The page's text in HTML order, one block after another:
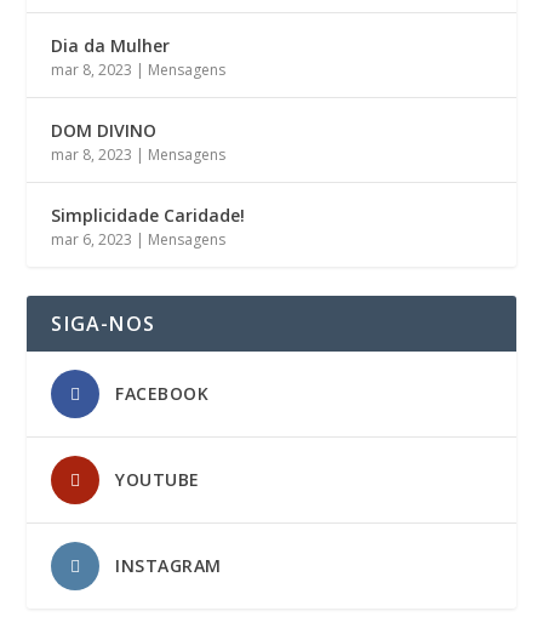
Dia da Mulher
mar 8, 2023 | Mensagens
DOM DIVINO
mar 8, 2023 | Mensagens
Simplicidade Caridade!
mar 6, 2023 | Mensagens
SIGA-NOS
FACEBOOK
YOUTUBE
INSTAGRAM